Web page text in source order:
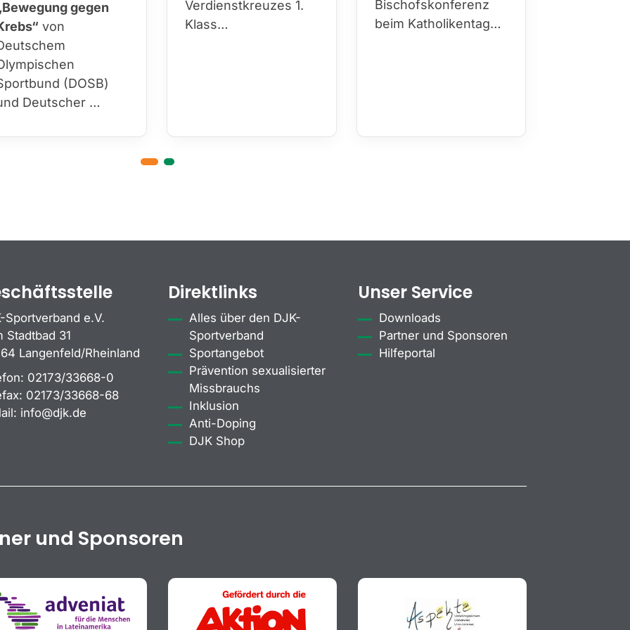
gegen
von
(DOSB)
Deutscher …
Verdienstkreuzes 1.
Klass…
Bischofskonferenz
beim Katholikentag…
Sportverband e.V.
Stadtbad 31
Langenfeld/Rheinland
02173/33668-0
02173/33668-68
info@djk.de
Direktlinks
Alles über den DJK-
Sportverband
Sportangebot
Prävention sexualisierter
Missbrauchs
Inklusion
Anti-Doping
DJK Shop
Unser Service
Downloads
Partner und Sponsoren
Hilfeportal
und Sponsoren